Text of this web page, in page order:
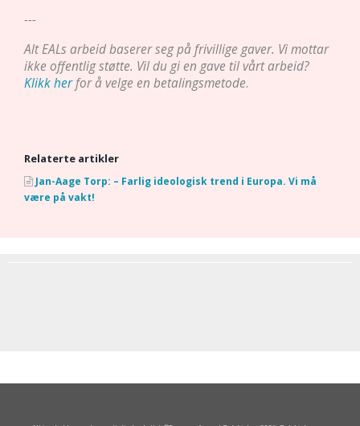
---
Alt EALs arbeid baserer seg på frivillige gaver. Vi mottar
ikke offentlig støtte. Vil du gi en gave til vårt arbeid?
Klikk herfor å velge en betalingsmetode.
Relaterte artikler
Jan-Aage Torp: – Farlig ideologisk trend i Europa. Vi må
være på vakt!